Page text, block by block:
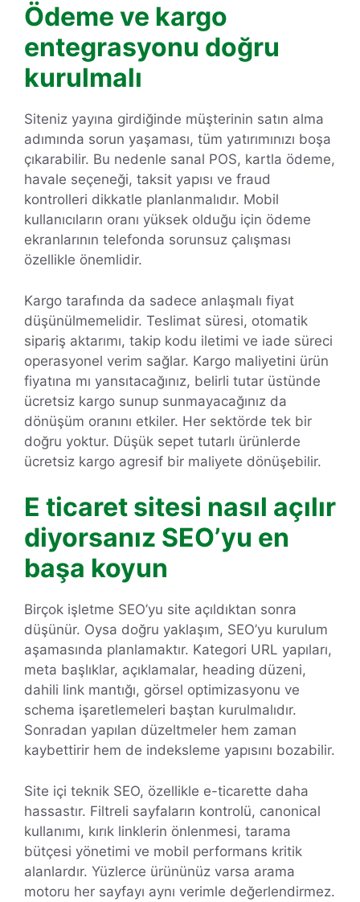
Ödeme ve kargo
entegrasyonu doğru
kurulmalı
Siteniz yayına girdiğinde müşterinin satın alma
adımında sorun yaşaması, tüm yatırımınızı boşa
çıkarabilir. Bu nedenle sanal POS, kartla ödeme,
havale seçeneği, taksit yapısı ve fraud
kontrolleri dikkatle planlanmalıdır. Mobil
kullanıcıların oranı yüksek olduğu için ödeme
ekranlarının telefonda sorunsuz çalışması
özellikle önemlidir.
Kargo tarafında da sadece anlaşmalı fiyat
düşünülmemelidir. Teslimat süresi, otomatik
sipariş aktarımı, takip kodu iletimi ve iade süreci
operasyonel verim sağlar. Kargo maliyetini ürün
fiyatına mı yansıtacağınız, belirli tutar üstünde
ücretsiz kargo sunup sunmayacağınız da
dönüşüm oranını etkiler. Her sektörde tek bir
doğru yoktur. Düşük sepet tutarlı ürünlerde
ücretsiz kargo agresif bir maliyete dönüşebilir.
E ticaret sitesi nasıl açılır
diyorsanız SEO’yu en
başa koyun
Birçok işletme SEO’yu site açıldıktan sonra
düşünür. Oysa doğru yaklaşım, SEO’yu kurulum
aşamasında planlamaktır. Kategori URL yapıları,
meta başlıklar, açıklamalar, heading düzeni,
dahili link mantığı, görsel optimizasyonu ve
schema işaretlemeleri baştan kurulmalıdır.
Sonradan yapılan düzeltmeler hem zaman
kaybettirir hem de indeksleme yapısını bozabilir.
Site içi teknik SEO, özellikle e-ticarette daha
hassastır. Filtreli sayfaların kontrolü, canonical
kullanımı, kırık linklerin önlenmesi, tarama
bütçesi yönetimi ve mobil performans kritik
alanlardır. Yüzlerce ürününüz varsa arama
motoru her sayfayı aynı verimle değerlendirmez.